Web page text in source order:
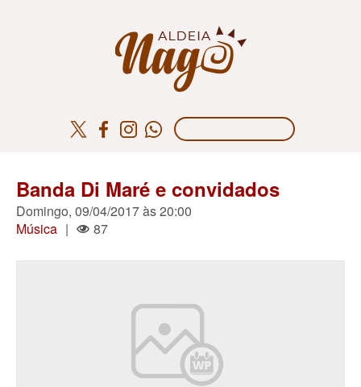
Banda Di Maré e convidados
Domingo, 09/04/2017 às 20:00
Música | 87